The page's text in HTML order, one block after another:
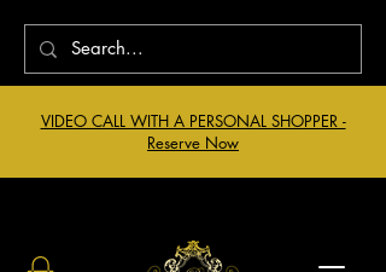
VIDEO CALL WITH A PERSONAL SHOPPER -
Reserve Now